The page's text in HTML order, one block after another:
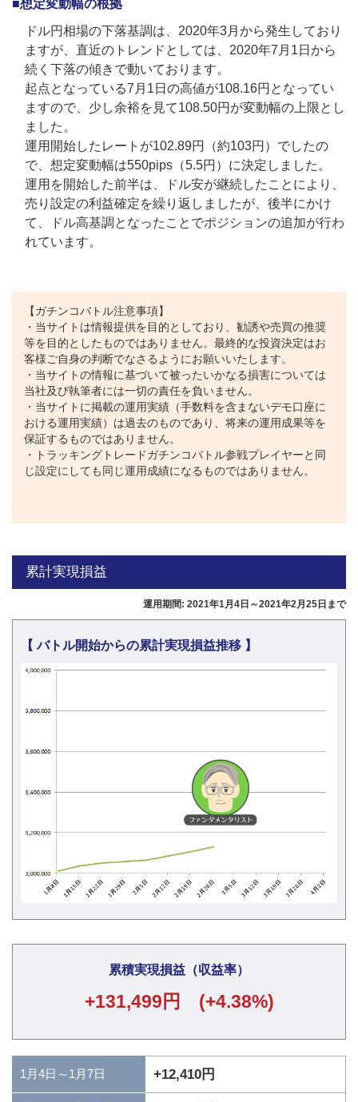
■想定変動幅の根拠
ドル円相場の下落基調は、2020年3月から発生しており
ますが、直近のトレンドとしては、2020年7月1日から
続く下落の傾きで動いております。
起点となっている7月1日の高値が108.16円となってい
ますので、少し余裕を見て108.50円が変動幅の上限とし
ました。
運用開始したレートが102.89円（約103円）でしたの
で、想定変動幅は550pips（5.5円）に決定しました。
運用を開始した前半は、ドル安が継続したことにより、
売り設定の利益確定を繰り返しましたが、後半にかけ
て、ドル高基調となったことでポジションの追加が行わ
れています。
【ガチンコバトル注意事項】
・当サイトは情報提供を目的としており、勧誘や売買の推奨
等を目的としたものではありません。最終的な投資決定はお
客様ご自身の判断でなさるようにお願いいたします。
・当サイトの情報に基づいて被ったいかなる損害については
当社及び執筆者には一切の責任を負いません。
・当サイトに掲載の運用実績（手数料を含まないデモ口座に
おける運用実績）は過去のものであり、将来の運用成果等を
保証するものではありません。
・トラッキングトレードガチンコバトル参戦プレイヤーと同
じ設定にしても同じ運用成績になるものではありません。
累計実現損益
運用期間: 2021年1月4日～2021年2月25日まで
【 バトル開始からの累計実現損益推移 】
累積実現損益（収益率）
+131,499円 (+4.38%)
1月4日～1月7日 +12,410円